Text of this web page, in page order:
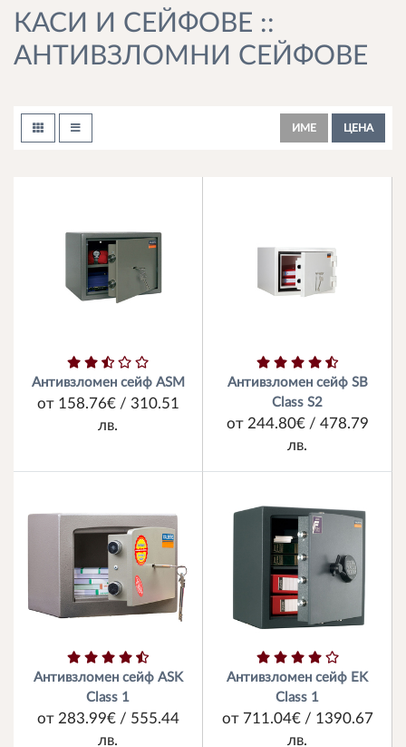
КАСИ И СЕЙФОВЕ ::
АНТИВЗЛОМНИ СЕЙФОВЕ
ИМЕ ЦЕНА
Антивзломен сейф ASM
от 158.76€ / 310.51
лв.
Антивзломен сейф SB
Class S2
от 244.80€ / 478.79
лв.
Антивзломен сейф ASK
Class 1
от 283.99€ / 555.44
лв.
Антивзломен сейф EK
Class 1
от 711.04€ / 1390.67
лв.